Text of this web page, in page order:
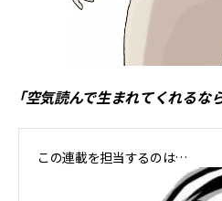
「空気読んで生まれてくれるな
この連載を担当するのは…